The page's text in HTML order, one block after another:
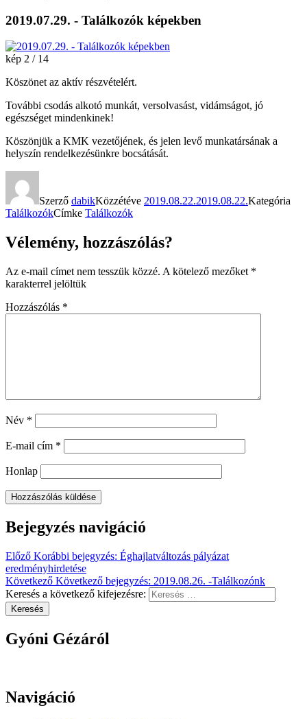
2019.07.29. - Találkozók képekben
kép 2 / 14
Köszönet az aktív részvételért.
További csodás alkotó munkát, versolvasást, vidámságot, jó
egészséget mindenkinek!
Köszönjük a KMK vezetőjének, és jelen levő munkatársának a
helyszín rendelkezésünkre bocsátását.
Szerző dabikKözzétéve 2019.08.22.2019.08.22.Kategória
TalálkozókCímke Találkozók
Vélemény, hozzászólás?
Az e-mail címet nem tesszük közzé. A kötelező mezőket *
karakterrel jelöltük
Hozzászólás *
Név *
E-mail cím *
Honlap
Bejegyzés navigáció
Előző Korábbi bejegyzés: Éghajlatváltozás pályázat
eredményhirdetése
Következő Következő bejegyzés: 2019.08.26. -Találkozónk
Keresés a következő kifejezésre:
Keresés
Gyóni Gézáról
Navigáció